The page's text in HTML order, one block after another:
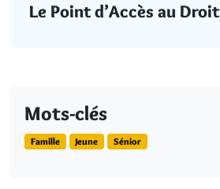
Le Point d’Accès au Droit
Mots-clés
Famille Jeune Sénior